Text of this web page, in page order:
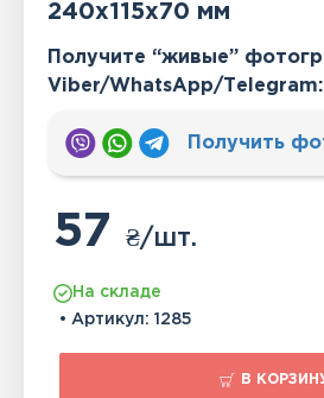
240x115x70 мм
Получите “живые”
Viber/WhatsApp/Тelegram:
Получить
57₴/шт.
На складе
• Артикул: 1285
В